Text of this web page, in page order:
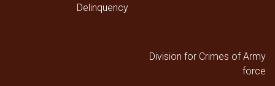
Delinquency
Division for Crimes of Army
force